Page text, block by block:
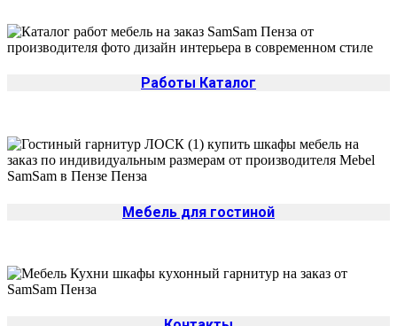
Работы Каталог
Мебель для гостиной